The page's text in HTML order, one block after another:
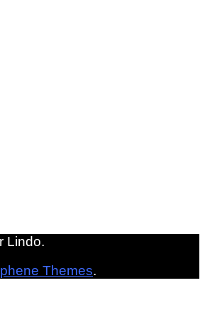
Lindo.
Themes.